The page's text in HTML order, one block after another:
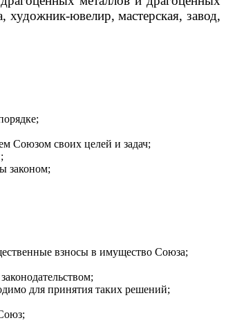
ювелир, мастерская, завод,
Союзом своих целей и задач;
законом;
взносы в имущество Союза;
для принятия таких решений;